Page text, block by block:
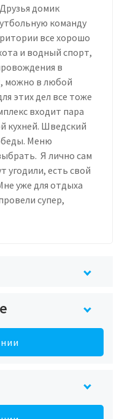
домик
команду
все хорошо
и водный спорт,
в
можно в любой
этих дел все тоже
входит пара
кухней. Шведский
Меню
Я лично сам
угодили, есть свой
уже для отдыха
супер,